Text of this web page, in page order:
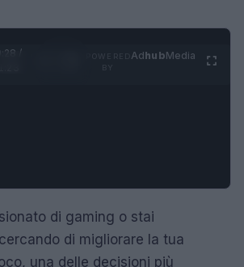
/
AdhubMedia
di gaming o stai
di migliorare la tua
una delle decisioni più